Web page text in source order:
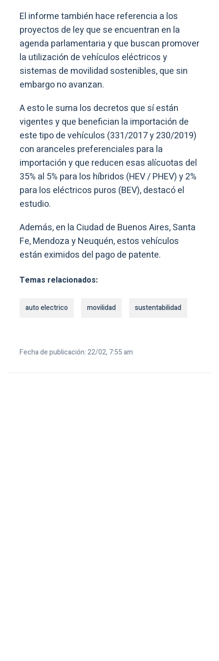
El informe también hace referencia a los
proyectos de ley que se encuentran en la
agenda parlamentaria y que buscan promover
la utilización de vehículos eléctricos y
sistemas de movilidad sostenibles, que sin
embargo no avanzan.
A esto le suma los decretos que sí están
vigentes y que benefician la importación de
este tipo de vehículos (331/2017 y 230/2019)
con aranceles preferenciales para la
importación y que reducen esas alícuotas del
35% al 5% para los híbridos (HEV / PHEV) y 2%
para los eléctricos puros (BEV), destacó el
estudio.
Además, en la Ciudad de Buenos Aires, Santa
Fe, Mendoza y Neuquén, estos vehículos
están eximidos del pago de patente.
Temas relacionados:
auto electrico movilidad sustentabilidad
Fecha de publicación: 22/02, 7:55 am